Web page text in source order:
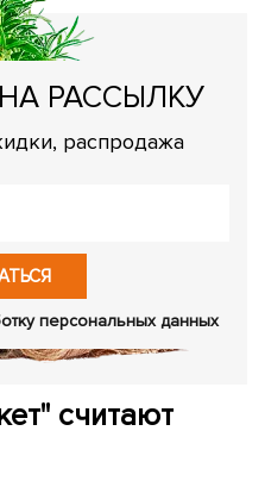
РАССЫЛКУ
распродажа
персональных данных
считают